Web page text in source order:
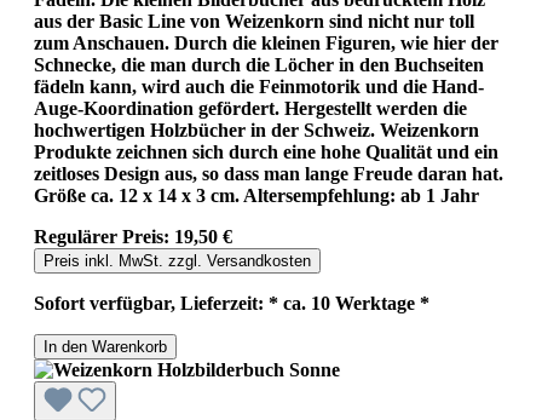
aus der Basic Line von Weizenkorn sind nicht nur toll
zum Anschauen. Durch die kleinen Figuren, wie hier der
Schnecke, die man durch die Löcher in den Buchseiten
fädeln kann, wird auch die Feinmotorik und die Hand-
Auge-Koordination gefördert. Hergestellt werden die
hochwertigen Holzbücher in der Schweiz. Weizenkorn
Produkte zeichnen sich durch eine hohe Qualität und ein
zeitloses Design aus, so dass man lange Freude daran hat.
Größe ca. 12 x 14 x 3 cm. Altersempfehlung: ab 1 Jahr
Regulärer Preis: 19,50 €
Preis inkl. MwSt. zzgl. Versandkosten
Sofort verfügbar, Lieferzeit: * ca. 10 Werktage *
In den Warenkorb